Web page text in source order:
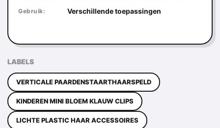
Gebruik: Verschillende toepassingen
LABELS
VERTICALE PAARDENSTAARTHAARSPELD
KINDEREN MINI BLOEM KLAUW CLIPS
LICHTE PLASTIC HAAR ACCESSOIRES